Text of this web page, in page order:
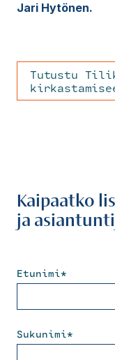
Jari Hytönen.
Tutustu
Kaipaatko
ja
Etunimi*
Sukunimi*